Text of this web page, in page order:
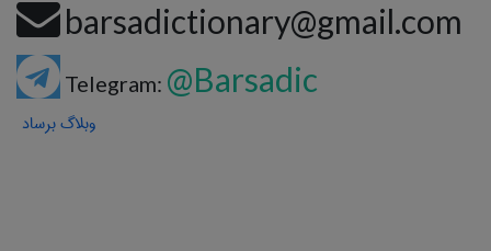
barsadictionary@gmail.com
Telegram: @Barsadic
وبلاگ برساد